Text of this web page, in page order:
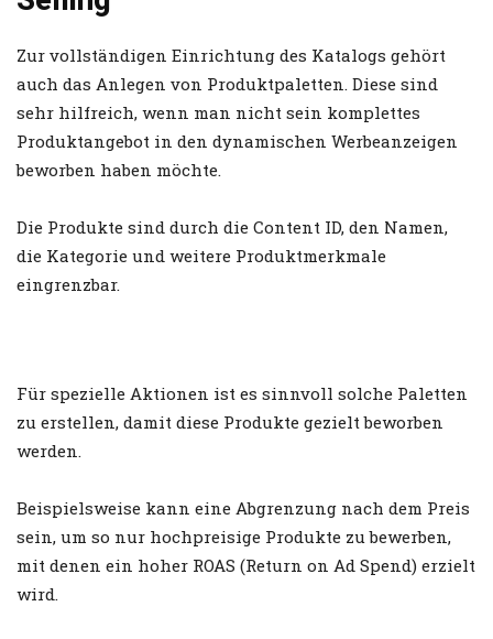
Zur vollständigen Einrichtung des Katalogs gehört
auch das Anlegen von Produktpaletten. Diese sind
sehr hilfreich, wenn man nicht sein komplettes
Produktangebot in den dynamischen Werbeanzeigen
beworben haben möchte.
Die Produkte sind durch die Content ID, den Namen,
die Kategorie und weitere Produktmerkmale
eingrenzbar.
Für spezielle Aktionen ist es sinnvoll solche Paletten
zu erstellen, damit diese Produkte gezielt beworben
werden.
Beispielsweise kann eine Abgrenzung nach dem Preis
sein, um so nur hochpreisige Produkte zu bewerben,
mit denen ein hoher ROAS (Return on Ad Spend) erzielt
wird.